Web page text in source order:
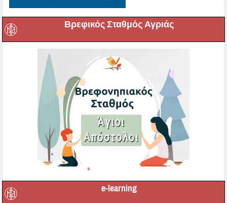
Βρεφικός Σταθμός Αγριάς
e-learning